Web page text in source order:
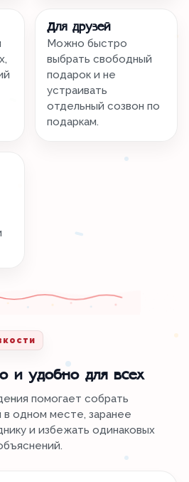
Для друзей
Можно быстро
выбрать свободный
подарок и не
устраивать
отдельный созвон по
подаркам.
и удобно для всех
помогает собрать
одном месте, заранее
и избежать одинаковых